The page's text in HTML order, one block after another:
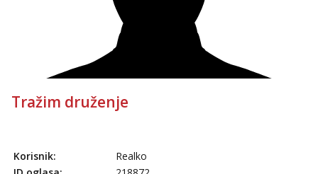
Tražim druženje
Korisnik:
Realko